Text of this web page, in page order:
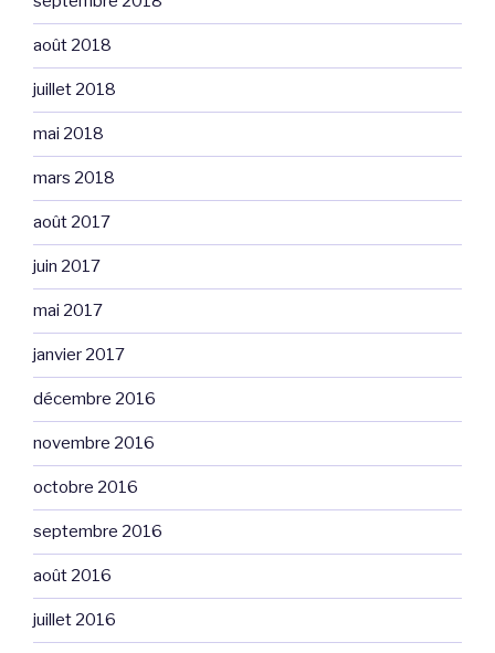
août 2018
juillet 2018
mai 2018
mars 2018
août 2017
juin 2017
mai 2017
janvier 2017
décembre 2016
novembre 2016
octobre 2016
septembre 2016
août 2016
juillet 2016